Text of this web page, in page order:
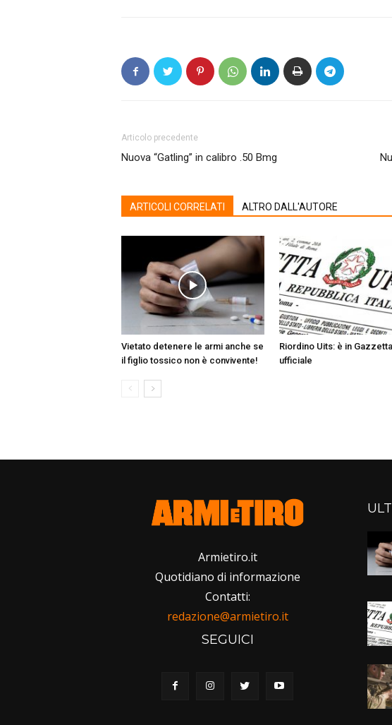
Articolo precedente
Nuova “Gatling” in calibro .50 Bmg
ARTICOLI CORRELATI ALTRO DALL'AUTORE
Vietato detenere le armi anche se
il figlio tossico non è convivente!
Riordino Uits: è in Gazzetta
ufficiale
Armietiro.it
Quotidiano di informazione
Contatti:
redazione@armietiro.it
SEGUICI